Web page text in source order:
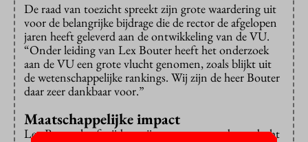
De raad van toezicht spreekt zijn grote waardering uit
voor de belangrijke bijdrage die de rector de afgelopen
jaren heeft geleverd aan de ontwikkeling van de VU.
“Onder leiding van Lex Bouter heeft het onderzoek
aan de VU een grote vlucht genomen, zoals blijkt uit
de wetenschappelijke rankings. Wij zijn de heer Bouter
daar zeer dankbaar voor.”
Maatschappelijke impact
Lex Bouter heeft tijdens zijn rectoraat steeds aandacht